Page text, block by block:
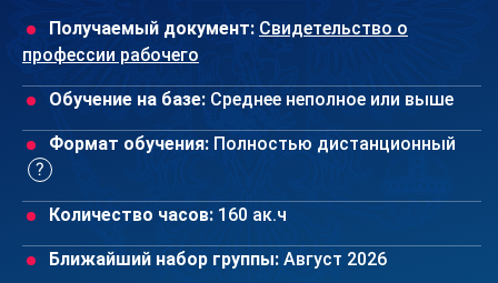
Получаемый документ: Свидетельство о
профессии рабочего
Обучение на базе: Среднее неполное или выше
Формат обучения: Полностью дистанционный
Количество часов: 160 ак.ч
Ближайший набор группы: Август 2026